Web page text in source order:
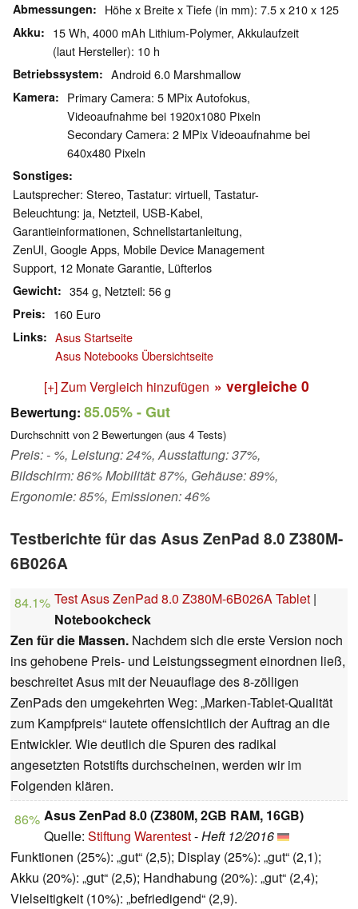
Abmessungen Höhe x Breite x Tiefe (in mm): 7.5 x 210 x 125
Akku
15 Wh, 4000 mAh Lithium-Polymer, Akkulaufzeit
(laut Hersteller): 10 h
Betriebssystem Android 6.0 Marshmallow
Kamera
Primary Camera: 5 MPix Autofokus,
Videoaufnahme bei 1920x1080 Pixeln
Secondary Camera: 2 MPix Videoaufnahme bei
640x480 Pixeln
Sonstiges
Lautsprecher: Stereo, Tastatur: virtuell, Tastatur-
Beleuchtung: ja, Netzteil, USB-Kabel,
Garantieinformationen, Schnellstartanleitung,
ZenUI, Google Apps, Mobile Device Management
Support, 12 Monate Garantie, Lüfterlos
Gewicht 354 g, Netzteil: 56 g
Preis 160 Euro
Links
Asus Startseite
Asus Notebooks Übersichtseite
[+] Zum Vergleich hinzufügen » vergleiche 0
Bewertung: 85.05%- Gut
Durchschnitt von 2 Bewertungen (aus 4 Tests)
Preis: - %, Leistung: 24%, Ausstattung: 37%,
Bildschirm: 86% Mobilität: 87%, Gehäuse: 89%,
Ergonomie: 85%, Emissionen: 46%
Testberichte für das Asus ZenPad 8.0 Z380M-
6B026A
84.1% Test Asus ZenPad 8.0 Z380M-6B026A Tablet |
Notebookcheck
Zen für die Massen. Nachdem sich die erste Version noch
ins gehobene Preis- und Leistungssegment einordnen ließ,
beschreitet Asus mit der Neuauflage des 8-zölligen
ZenPads den umgekehrten Weg: „Marken-Tablet-Qualität
zum Kampfpreis“ lautete offensichtlich der Auftrag an die
Entwickler. Wie deutlich die Spuren des radikal
angesetzten Rotstifts durchscheinen, werden wir im
Folgenden klären.
86%
Asus ZenPad 8.0 ‏(Z380M, 2GB RAM, 16GB)
Quelle: Stiftung Warentest-Heft 12/2016
Funktionen (25%): „gut“ (2,5); Display (25%): „gut“ (2,1);
Akku (20%): „gut“ (2,5); Handhabung (20%): „gut“ (2,4);
Vielseitigkeit (10%): „befriedigend“ (2,9).